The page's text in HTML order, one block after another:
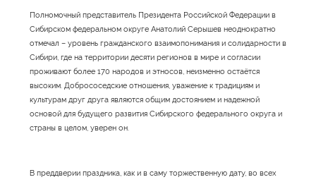
Полномочный представитель Президента Российской Федерации в
Сибирском федеральном округе Анатолий Серышев неоднократно
отмечал – уровень гражданского взаимопонимания и солидарности в
Сибири, где на территории десяти регионов в мире и согласии
проживают более 170 народов и этносов, неизменно остаётся
высоким. Добрососедские отношения, уважение к традициям и
культурам друг друга являются общим достоянием и надежной
основой для будущего развития Сибирского федерального округа и
страны в целом, уверен он.
В преддверии праздника, как и в саму торжественную дату, во всех